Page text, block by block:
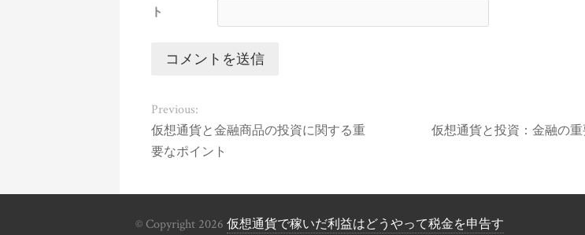
ト
Previous:
仮想通貨と金融商品の投資に関する重
要なポイント
仮想通貨と投資：金融の
© Copyright 2026 仮想通貨で稼いだ利益はどうやって税金を申告す